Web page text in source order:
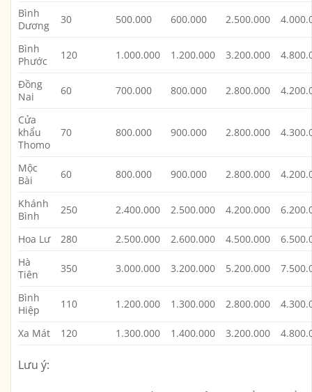
Bình
Dương
30 500.000 600.000 2.500.000
Bình
Phước
120 1.000.000 1.200.000 3.200.000
Đồng
Nai
60 700.000 800.000 2.800.000
Cửa
khẩu
Thomo
70 800.000 900.000 2.800.000
Mộc
Bài
60 800.000 900.000 2.800.000
Khánh
Bình
250 2.400.000 2.500.000 4.200.000
Hoa Lư 280 2.500.000 2.600.000 4.500.000
Hà
Tiên
350 3.000.000 3.200.000 5.200.000
Bình
Hiệp
110 1.200.000 1.300.000 2.800.000
Xa Mát 120 1.300.000 1.400.000 3.200.000
Lưu ý: